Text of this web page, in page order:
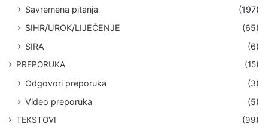
Savremena pitanja
(197)
SIHR/UROK/LIJEČENJE
(65)
SIRA
(6)
PREPORUKA (15)
Odgovori preporuka
(3)
Video preporuka
(5)
TEKSTOVI
(99)